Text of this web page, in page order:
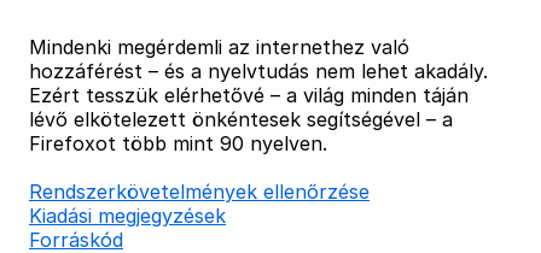
Mindenki megérdemli az internethez való
hozzáférést – és a nyelvtudás nem lehet akadály.
Ezért tesszük elérhetővé – a világ minden táján
lévő elkötelezett önkéntesek segítségével – a
Firefoxot több mint 90 nyelven.
Rendszerkövetelmények ellenőrzése
Kiadási megjegyzések
Forráskód